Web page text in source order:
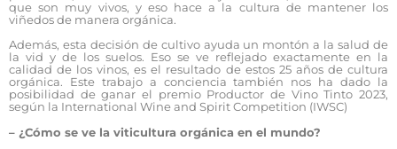
que son muy vivos, y eso hace a la cultura de mantener los
viñedos de manera orgánica.
Además, esta decisión de cultivo ayuda un montón a la salud de
la vid y de los suelos. Eso se ve reflejado exactamente en la
calidad de los vinos, es el resultado de estos 25 años de cultura
orgánica. Este trabajo a conciencia también nos ha dado la
posibilidad de ganar el premio Productor de Vino Tinto 2023,
según la International Wine and Spirit Competition (IWSC)
– ¿Cómo se ve la viticultura orgánica en el mundo?